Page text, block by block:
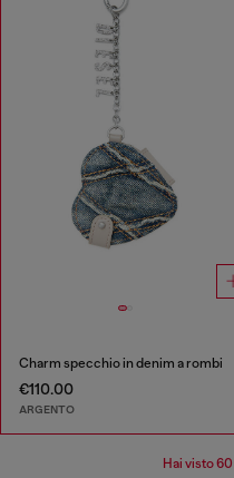
Charm specchio in denim a rombi
€110.00
ARGENTO
Hai visto60